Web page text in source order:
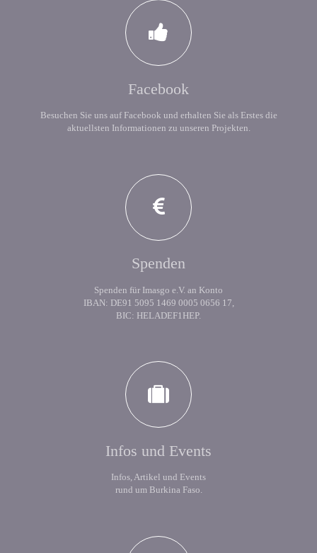
Facebook
Besuchen Sie uns auf Facebook und erhalten Sie als Erstes die
aktuellsten Informationen zu unseren Projekten.
Spenden
Spenden für Imasgo e.V. an Konto
IBAN: DE91 5095 1469 0005 0656 17,
BIC: HELADEF1HEP.
Infos und Events
Infos, Artikel und Events
rund um Burkina Faso.